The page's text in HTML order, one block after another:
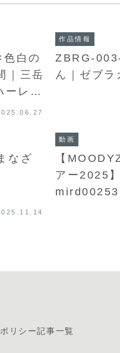
色白の
｜三岳
ーレム
作品情報
ZBRG-
ん｜ゼブラ
なざ
動画
【
アー2025
リシー記事一覧